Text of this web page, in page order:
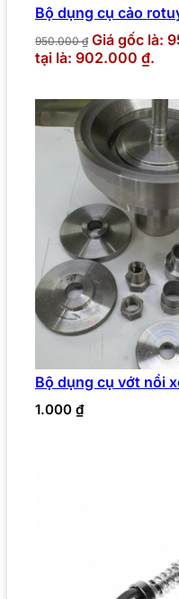
Bộ dụng cụ cảo
950.000₫ Giá gốc là:
tại là: 902.000 ₫.
Bộ dụng cụ vớt nồi
1.000 ₫